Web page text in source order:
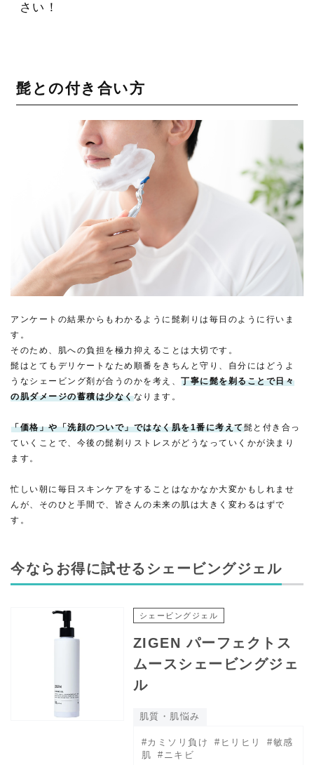
さい！
髭との付き合い方
アンケートの結果からもわかるように髭剃りは毎日のように行いま
す。
そのため、肌への負担を極力抑えることは大切です。
髭はとてもデリケートなため順番をきちんと守り、自分にはどうよ
うなシェービング剤が合うのかを考え、 丁寧に髭を剃ることで日々
の肌ダメージの蓄積は少なくなります。
「価格」や「洗顔のついで」ではなく肌を1番に考えて髭と付き合っ
ていくことで、今後の髭剃りストレスがどうなっていくかが決まり
ます。
忙しい朝に毎日スキンケアをすることはなかなか大変かもしれませ
んが、そのひと手間で、皆さんの未来の肌は大きく変わるはずで
す。
今ならお得に試せるシェービングジェル
シェービングジェル
ZIGEN パーフェクトス
ムースシェービングジェ
ル
肌質・肌悩み
#カミソリ負け #ヒリヒリ
#敏感
肌
#ニキビ